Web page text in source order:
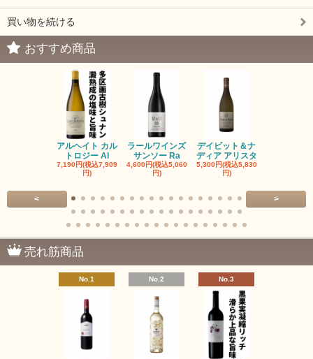
買い物を続ける
おすすめ商品
アルヘイト カル
トロジー Al
7,190円(税込7,909
円)
ラールワインズ
サンソー Ra
4,600円(税込5,060
円)
デイビット＆ナ
ディア アリスタ
5,300円(税込5,830
円)
< >
売れ筋商品
No.1 No.2 No.3